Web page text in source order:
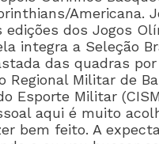
Americana.
dos Jogos
integra a Seleção
das quadras
Regional Militar de
Esporte Militar
aqui é muito
bem feito. A